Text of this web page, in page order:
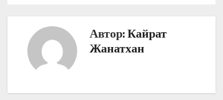
и
Автор:Кайрат
Жанатхан